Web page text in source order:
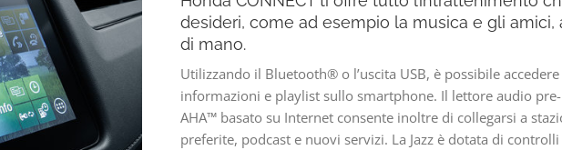
desideri, come ad esempio la musica e gli amici,
di mano.
Utilizzando il Bluetooth® o l’uscita USB, è possibile accedere
informazioni e playlist sullo smartphone. Il lettore audio
AHA™ basato su Internet consente inoltre di collegarsi a
preferite, podcast e nuovi servizi. La Jazz è dotata di